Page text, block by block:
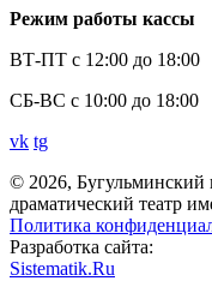
Режим работы кассы
ВТ-ПТ с 12:00 до 18:00
СБ-ВС с 10:00 до 18:00
vk tg
© 2026, Бугульминский
драматический театр
Политика
Разработка сайта:
Sistematik.Ru